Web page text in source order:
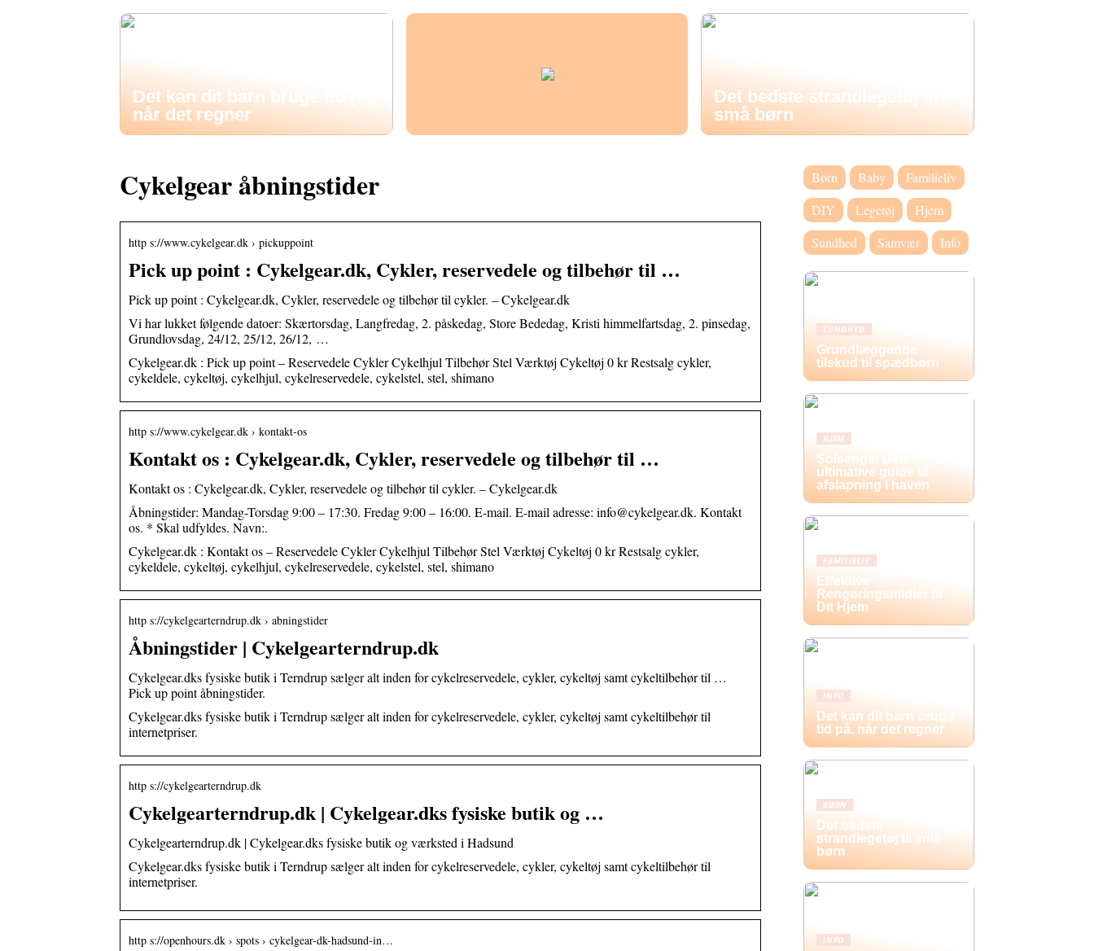
Det kan dit barn bruge tid på,
når det regner
Det bedste strandlegetøj til
små børn
Cykelgear åbningstider
http s://www.cykelgear.dk › pickuppoint
Pick up point : Cykelgear.dk, Cykler, reservedele og tilbehør til …
Pick up point : Cykelgear.dk, Cykler, reservedele og tilbehør til cykler. – Cykelgear.dk
Vi har lukket følgende datoer: Skærtorsdag, Langfredag, 2. påskedag, Store Bededag, Kristi himmelfartsdag, 2. pinsedag,
Grundlovsdag, 24/12, 25/12, 26/12, …
Cykelgear.dk : Pick up point – Reservedele Cykler Cykelhjul Tilbehør Stel Værktøj Cykeltøj 0 kr Restsalg cykler,
cykeldele, cykeltøj, cykelhjul, cykelreservedele, cykelstel, stel, shimano
http s://www.cykelgear.dk › kontakt-os
Kontakt os : Cykelgear.dk, Cykler, reservedele og tilbehør til …
Kontakt os : Cykelgear.dk, Cykler, reservedele og tilbehør til cykler. – Cykelgear.dk
Åbningstider: Mandag-Torsdag 9:00 – 17:30. Fredag 9:00 – 16:00. E-mail. E-mail adresse: info@cykelgear.dk. Kontakt
os. * Skal udfyldes. Navn:.
Cykelgear.dk : Kontakt os – Reservedele Cykler Cykelhjul Tilbehør Stel Værktøj Cykeltøj 0 kr Restsalg cykler,
cykeldele, cykeltøj, cykelhjul, cykelreservedele, cykelstel, stel, shimano
http s://cykelgearterndrup.dk › abningstider
Åbningstider | Cykelgearterndrup.dk
Cykelgear.dks fysiske butik i Terndrup sælger alt inden for cykelreservedele, cykler, cykeltøj samt cykeltilbehør til …
Pick up point åbningstider.
Cykelgear.dks fysiske butik i Terndrup sælger alt inden for cykelreservedele, cykler, cykeltøj samt cykeltilbehør til
internetpriser.
http s://cykelgearterndrup.dk
Cykelgearterndrup.dk | Cykelgear.dks fysiske butik og …
Cykelgearterndrup.dk | Cykelgear.dks fysiske butik og værksted i Hadsund
Cykelgear.dks fysiske butik i Terndrup sælger alt inden for cykelreservedele, cykler, cykeltøj samt cykeltilbehør til
internetpriser.
http s://openhours.dk › spots › cykelgear-dk-hadsund-in…
Børn Baby
Familieliv
DIY
Legetøj
Hjem
Sundhed
Samvær Info
SUNDHED
Grundlæggende
tilskud til spædbørn
HJEM
Solsenge: Den
ultimative guide til
afslapning i haven
FAMILIELIV
Effektive
Rengøringsmidler til
Dit Hjem
INFO
Det kan dit barn bruge
tid på, når det regner
BØRN
Det bedste
strandlegetøj til små
børn
INFO